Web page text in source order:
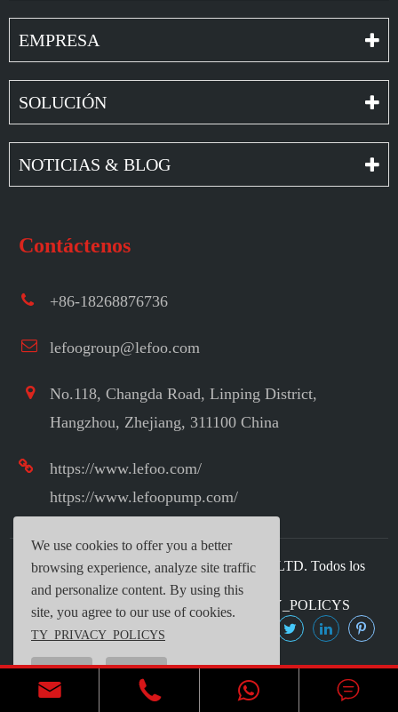
EMPRESA
SOLUCIÓN
NOTICIAS & BLOG
Contáctenos
+86-18268876736
lefoogroup@lefoo.com
No.118, Changda Road, Linping District,
Hangzhou, Zhejiang, 311100 China
https://www.lefoo.com/
https://www.lefoopump.com/
Copyright ©LEFOO INDUSTRIAL CO.,LTD. Todos los
derechos reservados.
Mapa del sitio web
| TY_PRIVACY_POLICYS
  
We use cookies to offer you a better
browsing experience, analyze site traffic
and personalize content. By using this
site, you agree to our use of cookies.
TY_PRIVACY_POLICYS
Reject Accept